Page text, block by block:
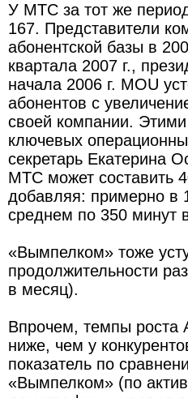
У МТС за тот же
167. Представители
абонентской базы в
квартала 2007 г.,
начала 2006 г. MOU
абонентов с
своей компании.
ключевых
секретарь Екатерина
МТС может составить
добавляя: примерно в
среднем по 350 минут
«Вымпелком» тоже
продолжительности
в месяц).
Впрочем, темпы роста
ниже, чем у
показатель по
«Вымпелком» (по